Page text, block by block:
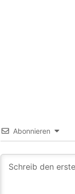
Abonnieren